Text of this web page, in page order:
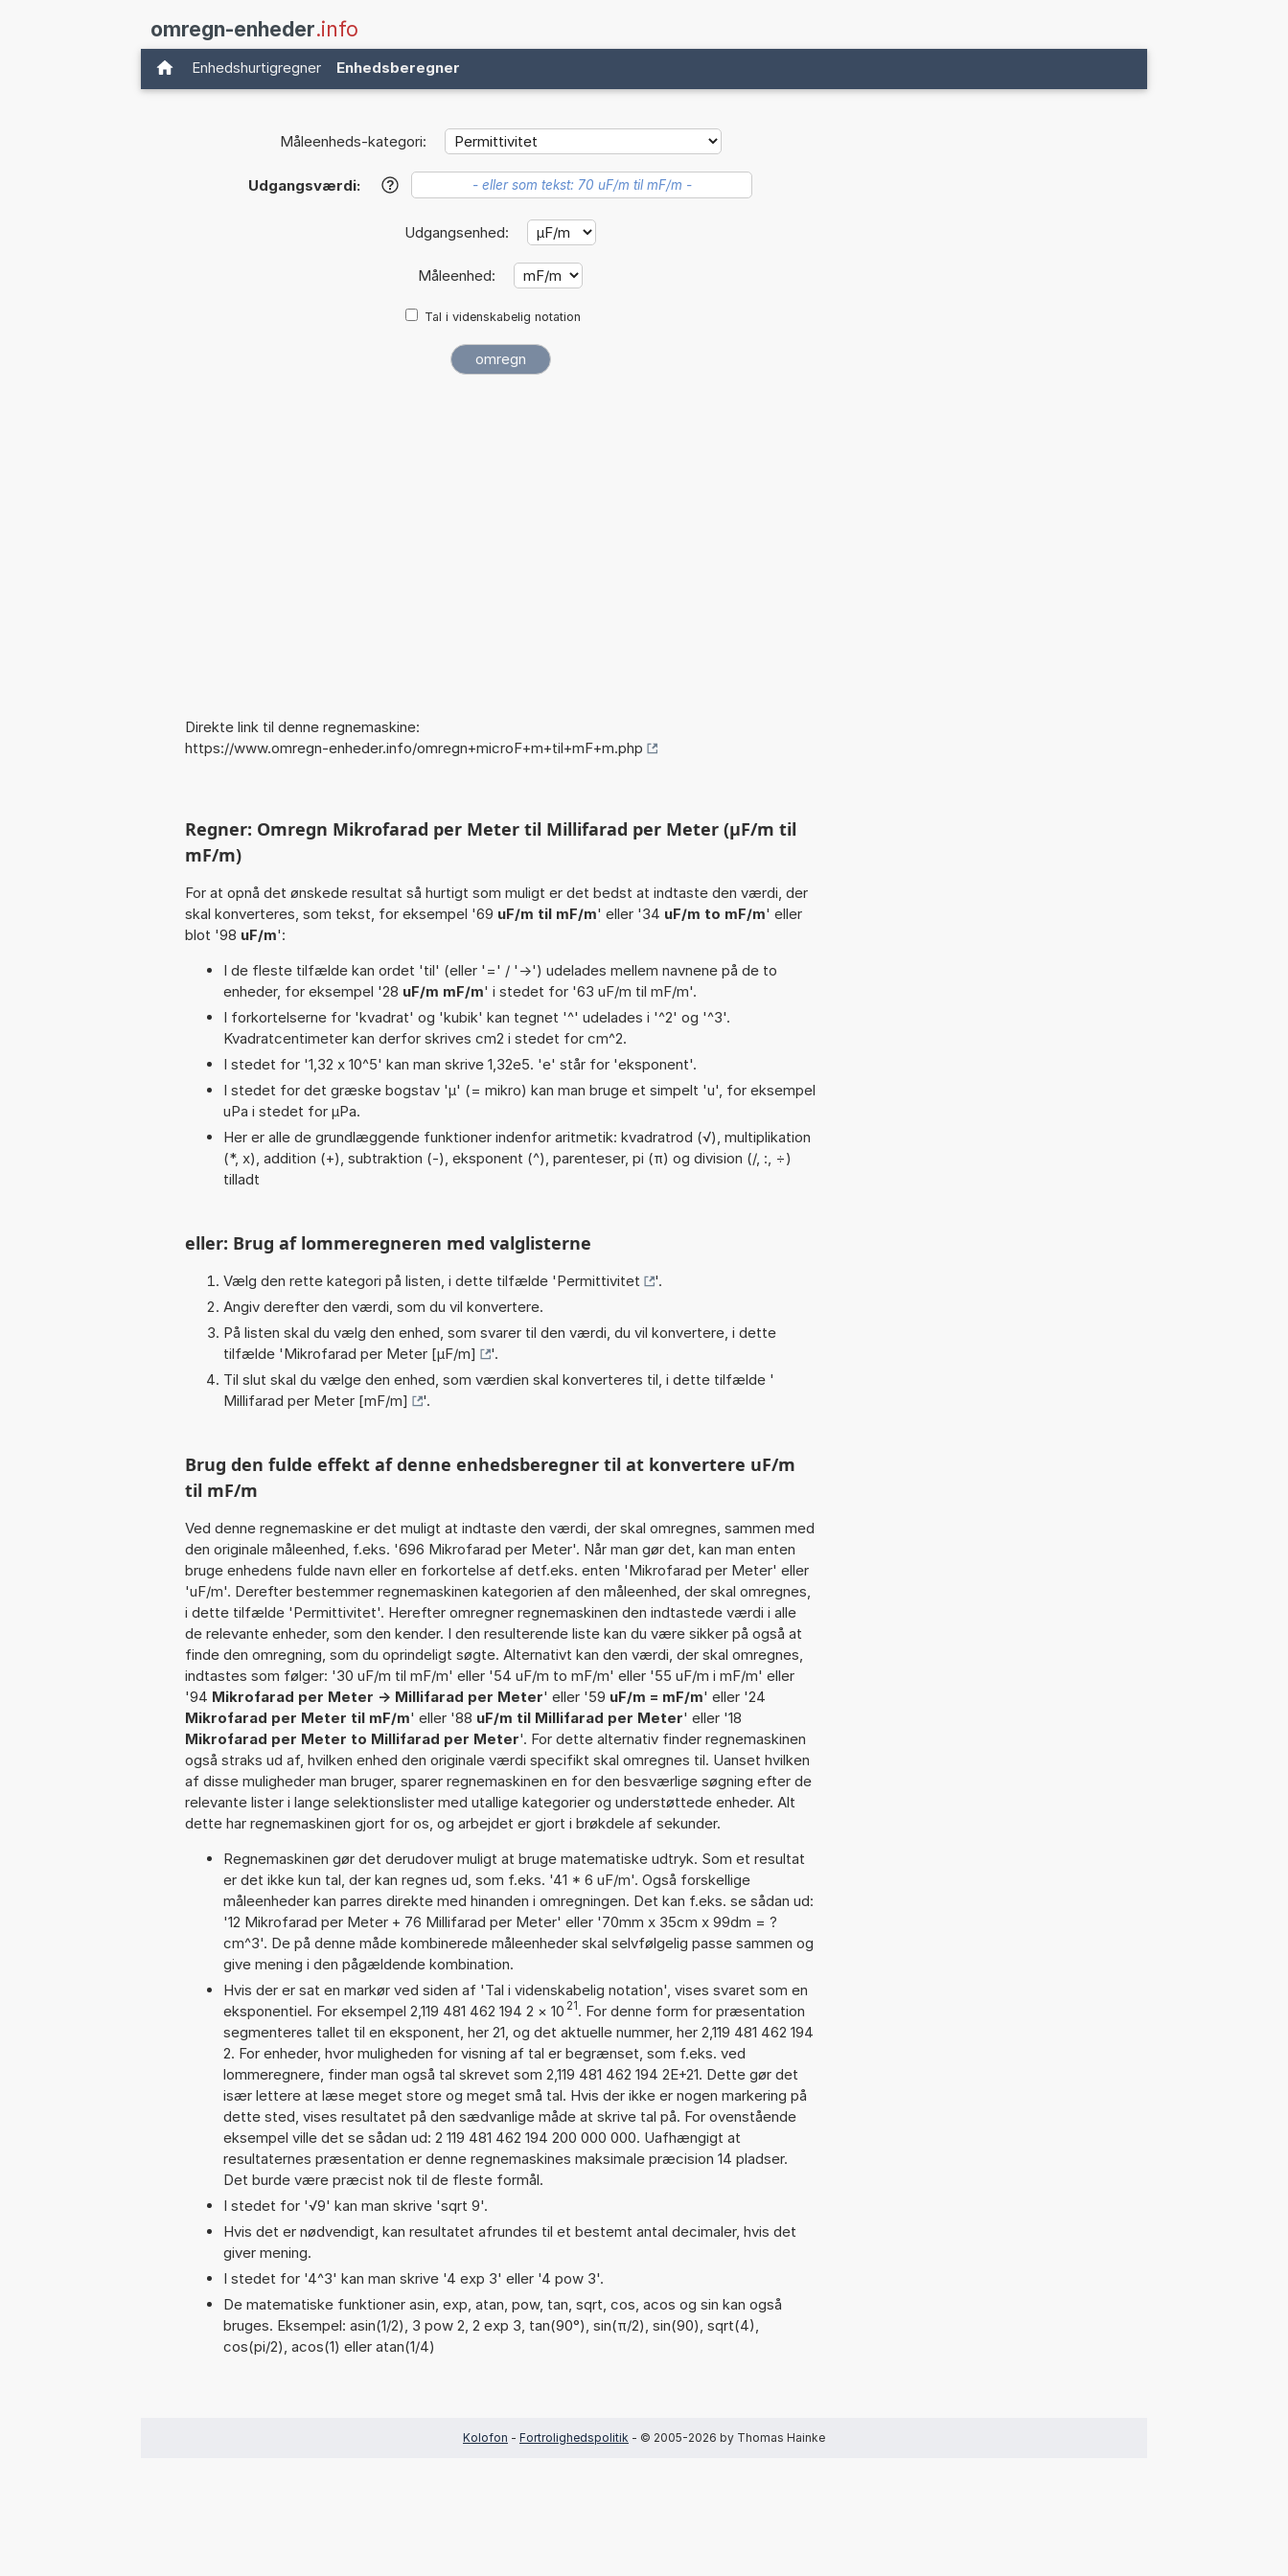
omregn-enheder.info
Enhedshurtigregner Enhedsberegner
Måleenheds-kategori:
Udgangsværdi: ?
Udgangsenhed:
Måleenhed:
Tal i videnskabelig notation
Direkte link til denne regnemaskine:
https://www.omregn-enheder.info/omregn+microF+m+til+mF+m.php
Regner: Omregn Mikrofarad per Meter til Millifarad per Meter (µF/m til
mF/m)
For at opnå det ønskede resultat så hurtigt som muligt er det bedst at indtaste den værdi, der
skal konverteres, som tekst, for eksempel '69 uF/m til mF/m' eller '34 uF/m to mF/m' eller
blot '98 uF/m':
I de fleste tilfælde kan ordet 'til' (eller '=' / '->') udelades mellem navnene på de to
enheder, for eksempel '28 uF/m mF/m' i stedet for '63 uF/m til mF/m'.
I forkortelserne for 'kvadrat' og 'kubik' kan tegnet '^' udelades i '^2' og '^3'.
Kvadratcentimeter kan derfor skrives cm2 i stedet for cm^2.
I stedet for '1,32 x 10^5' kan man skrive 1,32e5. 'e' står for 'eksponent'.
I stedet for det græske bogstav 'µ' (= mikro) kan man bruge et simpelt 'u', for eksempel
uPa i stedet for µPa.
Her er alle de grundlæggende funktioner indenfor aritmetik: kvadratrod (√), multiplikation
(*, x), addition (+), subtraktion (-), eksponent (^), parenteser, pi (π) og division (/, :, ÷)
tilladt
eller: Brug af lommeregneren med valglisterne
Vælg den rette kategori på listen, i dette tilfælde 'Permittivitet
'.
Angiv derefter den værdi, som du vil konvertere.
På listen skal du vælg den enhed, som svarer til den værdi, du vil konvertere, i dette
tilfælde 'Mikrofarad per Meter [µF/m]
'.
Til slut skal du vælge den enhed, som værdien skal konverteres til, i dette tilfælde '
Millifarad per Meter [mF/m]
'.
Brug den fulde effekt af denne enhedsberegner til at konvertere uF/m
til mF/m
Ved denne regnemaskine er det muligt at indtaste den værdi, der skal omregnes, sammen med
den originale måleenhed, f.eks. '696 Mikrofarad per Meter'. Når man gør det, kan man enten
bruge enhedens fulde navn eller en forkortelse af detf.eks. enten 'Mikrofarad per Meter' eller
'uF/m'. Derefter bestemmer regnemaskinen kategorien af den måleenhed, der skal omregnes,
i dette tilfælde 'Permittivitet'. Herefter omregner regnemaskinen den indtastede værdi i alle
de relevante enheder, som den kender. I den resulterende liste kan du være sikker på også at
finde den omregning, som du oprindeligt søgte. Alternativt kan den værdi, der skal omregnes,
indtastes som følger: '30 uF/m til mF/m' eller '54 uF/m to mF/m' eller '55 uF/m i mF/m' eller
'94 Mikrofarad per Meter -> Millifarad per Meter' eller '59 uF/m = mF/m' eller '24
Mikrofarad per Meter til mF/m' eller '88 uF/m til Millifarad per Meter' eller '18
Mikrofarad per Meter to Millifarad per Meter'. For dette alternativ finder regnemaskinen
også straks ud af, hvilken enhed den originale værdi specifikt skal omregnes til. Uanset hvilken
af disse muligheder man bruger, sparer regnemaskinen en for den besværlige søgning efter de
relevante lister i lange selektionslister med utallige kategorier og understøttede enheder. Alt
dette har regnemaskinen gjort for os, og arbejdet er gjort i brøkdele af sekunder.
Regnemaskinen gør det derudover muligt at bruge matematiske udtryk. Som et resultat
er det ikke kun tal, der kan regnes ud, som f.eks. '41 * 6 uF/m'. Også forskellige
måleenheder kan parres direkte med hinanden i omregningen. Det kan f.eks. se sådan ud:
'12 Mikrofarad per Meter + 76 Millifarad per Meter' eller '70mm x 35cm x 99dm = ?
cm^3'. De på denne måde kombinerede måleenheder skal selvfølgelig passe sammen og
give mening i den pågældende kombination.
Hvis der er sat en markør ved siden af 'Tal i videnskabelig notation', vises svaret som en
eksponentiel. For eksempel 2,119 481 462 194 2 × 10 21. For denne form for præsentation
segmenteres tallet til en eksponent, her 21, og det aktuelle nummer, her 2,119 481 462 194
2. For enheder, hvor muligheden for visning af tal er begrænset, som f.eks. ved
lommeregnere, finder man også tal skrevet som 2,119 481 462 194 2E+21. Dette gør det
især lettere at læse meget store og meget små tal. Hvis der ikke er nogen markering på
dette sted, vises resultatet på den sædvanlige måde at skrive tal på. For ovenstående
eksempel ville det se sådan ud: 2 119 481 462 194 200 000 000. Uafhængigt at
resultaternes præsentation er denne regnemaskines maksimale præcision 14 pladser.
Det burde være præcist nok til de fleste formål.
I stedet for '√9' kan man skrive 'sqrt 9'.
Hvis det er nødvendigt, kan resultatet afrundes til et bestemt antal decimaler, hvis det
giver mening.
I stedet for '4^3' kan man skrive '4 exp 3' eller '4 pow 3'.
De matematiske funktioner asin, exp, atan, pow, tan, sqrt, cos, acos og sin kan også
bruges. Eksempel: asin(1/2), 3 pow 2, 2 exp 3, tan(90°), sin(π/2), sin(90), sqrt(4),
cos(pi/2), acos(1) eller atan(1/4)
Kolofon - Fortrolighedspolitik - © 2005-2026 by Thomas Hainke